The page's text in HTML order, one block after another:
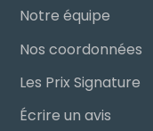
Notre équipe
Nos coordonnées
Les Prix Signature
Écrire un avis